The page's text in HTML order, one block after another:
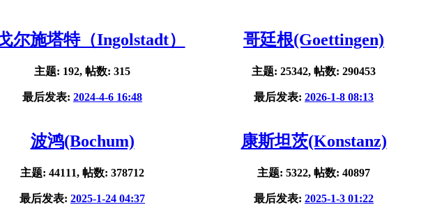
尔施塔特（Ingolstadt）
主题: 192, 帖数: 315
最后发表: 2024-4-6 16:48
哥廷根(Goettingen)
主题: 25342, 帖数: 290453
最后发表: 2026-1-8 08:13
波鸿(Bochum)
主题: 44111, 帖数: 378712
最后发表: 2025-1-24 04:37
康斯坦茨(Konstanz)
主题: 5322, 帖数: 40897
最后发表: 2025-1-3 01:22